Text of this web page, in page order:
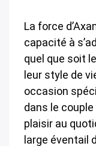
La force
capacité à
quel que soit
leur style de
occasion
dans le
plaisir au
large éventail